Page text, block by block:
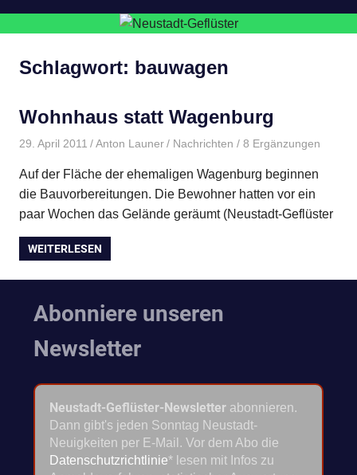
Schlagwort: bauwagen
Wohnhaus statt Wagenburg
29. April 2011 Anton Launer Nachrichten / 8 Ergänzungen
Auf der Fläche der ehemaligen Wagenburg beginnen
die Bauvorbereitungen. Die Bewohner hatten vor ein
paar Wochen das Gelände geräumt (Neustadt-Geflüster
WEITERLESEN
Abonniere unseren
Newsletter
Neustadt-Geflüster-Newsletter abonnieren.
Dann gibt's jeden Sonntag Neustadt-
Neuigkeiten per E-Mail. Vor dem Abo die
Datenschutzrichtlinie* lesen mit Infos zu